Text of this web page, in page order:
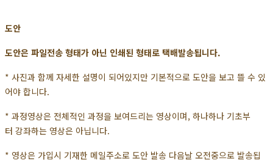
도안
도안은 파일전송 형태가 아닌 인쇄된 형태로 택배발송됩니다.
* 사진과 함께 자세한 설명이 되어있지만 기본적으로 도안을 보고 뜰 수 있
어야 합니다.
* 과정영상은 전체적인 과정을 보여드리는 영상이며, 하나하나 기초부
터 강좌하는 영상은 아닙니다.
* 영상은 가입시 기재한 메일주소로 도안 발송 다음날 오전중으로 발송됩